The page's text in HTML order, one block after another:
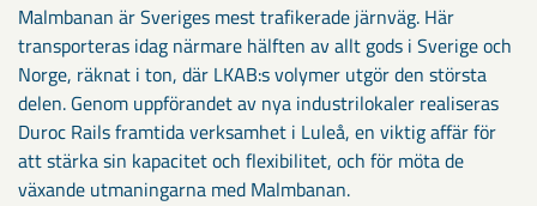
Malmbanan är Sveriges mest trafikerade järnväg. Här
transporteras idag närmare hälften av allt gods i Sverige och
Norge, räknat i ton, där LKAB:s volymer utgör den största
delen. Genom uppförandet av nya industrilokaler realiseras
Duroc Rails framtida verksamhet i Luleå, en viktig affär för
att stärka sin kapacitet och flexibilitet, och för möta de
växande utmaningarna med Malmbanan.